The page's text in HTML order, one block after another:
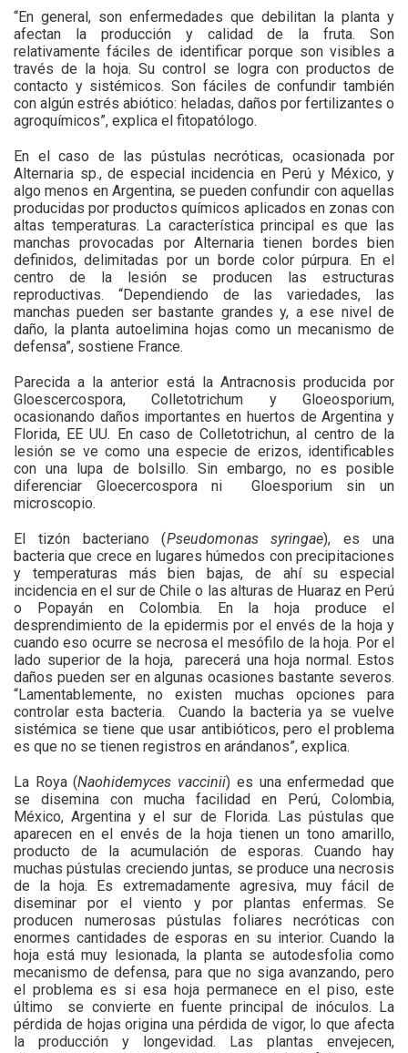
“En general, son enfermedades que debilitan la planta y
afectan la producción y calidad de la fruta. Son
relativamente fáciles de identificar porque son visibles a
través de la hoja. Su control se logra con productos de
contacto y sistémicos. Son fáciles de confundir también
con algún estrés abiótico: heladas, daños por fertilizantes o
agroquímicos”, explica el fitopatólogo.
En el caso de las pústulas necróticas, ocasionada por
Alternaria sp., de especial incidencia en Perú y México, y
algo menos en Argentina, se pueden confundir con aquellas
producidas por productos químicos aplicados en zonas con
altas temperaturas. La característica principal es que las
manchas provocadas por Alternaria tienen bordes bien
definidos, delimitadas por un borde color púrpura. En el
centro de la lesión se producen las estructuras
reproductivas. “Dependiendo de las variedades, las
manchas pueden ser bastante grandes y, a ese nivel de
daño, la planta autoelimina hojas como un mecanismo de
defensa”, sostiene France.
Parecida a la anterior está la Antracnosis producida por
Gloescercospora, Colletotrichum y Gloeosporium,
ocasionando daños importantes en huertos de Argentina y
Florida, EE UU. En caso de Colletotrichun, al centro de la
lesión se ve como una especie de erizos, identificables
con una lupa de bolsillo. Sin embargo, no es posible
diferenciar Gloecercospora ni Gloesporium sin un
microscopio.
El tizón bacteriano (Pseudomonas syringae), es una
bacteria que crece en lugares húmedos con precipitaciones
y temperaturas más bien bajas, de ahí su especial
incidencia en el sur de Chile o las alturas de Huaraz en Perú
o Popayán en Colombia. En la hoja produce el
desprendimiento de la epidermis por el envés de la hoja y
cuando eso ocurre se necrosa el mesófilo de la hoja. Por el
lado superior de la hoja, parecerá una hoja normal. Estos
daños pueden ser en algunas ocasiones bastante severos.
“Lamentablemente, no existen muchas opciones para
controlar esta bacteria. Cuando la bacteria ya se vuelve
sistémica se tiene que usar antibióticos, pero el problema
es que no se tienen registros en arándanos”, explica.
La Roya (Naohidemyces vaccinii) es una enfermedad que
se disemina con mucha facilidad en Perú, Colombia,
México, Argentina y el sur de Florida. Las pústulas que
aparecen en el envés de la hoja tienen un tono amarillo,
producto de la acumulación de esporas. Cuando hay
muchas pústulas creciendo juntas, se produce una necrosis
de la hoja. Es extremadamente agresiva, muy fácil de
diseminar por el viento y por plantas enfermas. Se
producen numerosas pústulas foliares necróticas con
enormes cantidades de esporas en su interior. Cuando la
hoja está muy lesionada, la planta se autodesfolia como
mecanismo de defensa, para que no siga avanzando, pero
el problema es si esa hoja permanece en el piso, este
último se convierte en fuente principal de inóculos. La
pérdida de hojas origina una pérdida de vigor, lo que afecta
la producción y longevidad. Las plantas envejecen,